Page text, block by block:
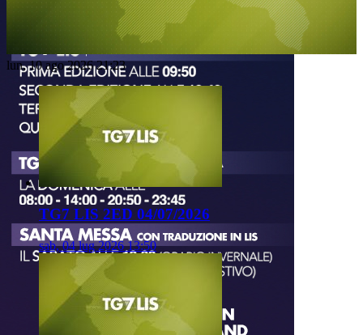
Video
lun, 10 ago 2026 21:23
TG7 LIS 2ED 04/07/2026
sab, 04 lug 2026 13:50